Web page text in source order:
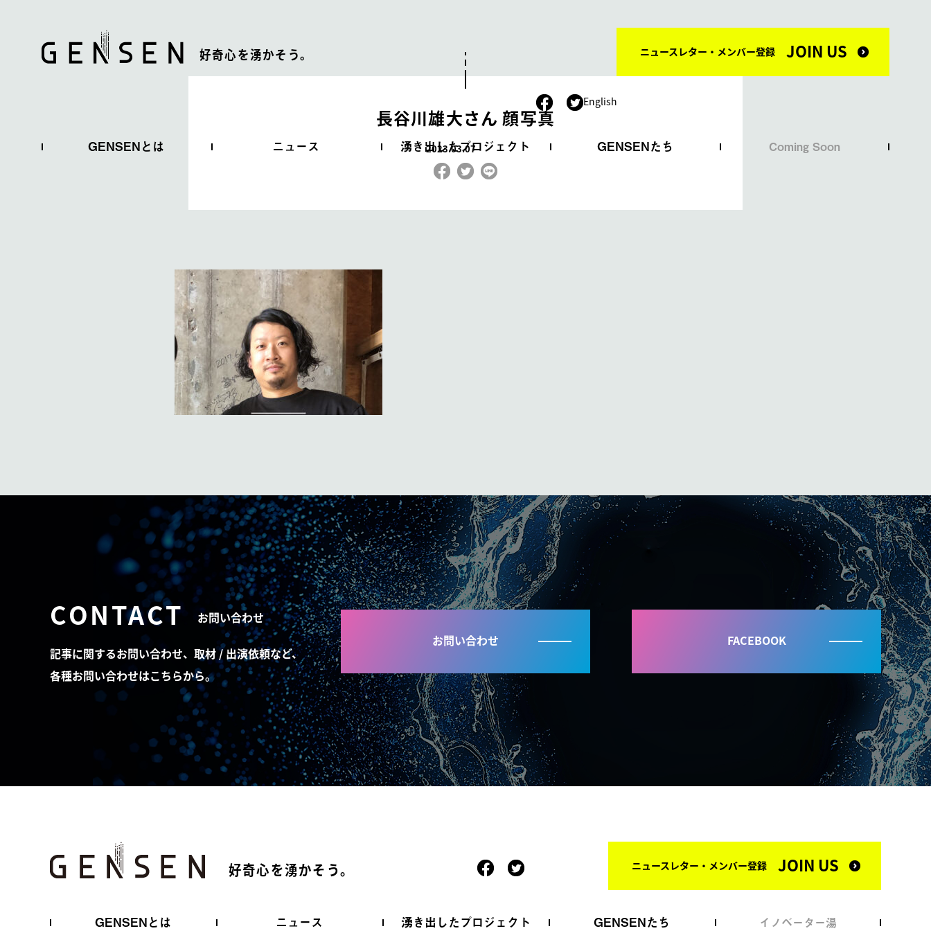
好奇心を湧かそう。 ニュースレター・メンバー登録 JOIN US
English
GENSENとは ニュース 湧き出したプロジェクト GENSENたち Coming Soon
長谷川雄大さん 顔写真
2023.03.07
CONTACT お問い合わせ
記事に関するお問い合わせ、取材 / 出演依頼など、
各種お問い合わせはこちらから。
お問い合わせ FACEBOOK
好奇心を湧かそう。 ニュースレター・メンバー登録 JOIN US
GENSENとは ニュース 湧き出したプロジェクト GENSENたち イノベーター湯